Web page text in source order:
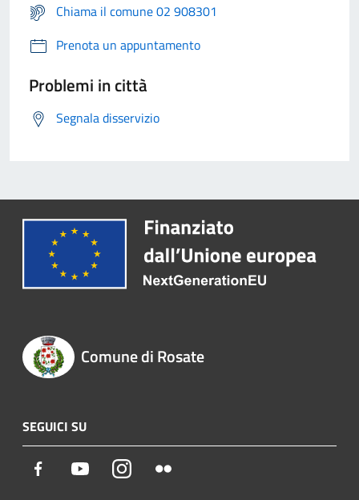
Chiama il comune 02 908301
Prenota un appuntamento
Problemi in città
Segnala disservizio
Comune di Rosate
SEGUICI SU
Facebook YoutubeInstagram